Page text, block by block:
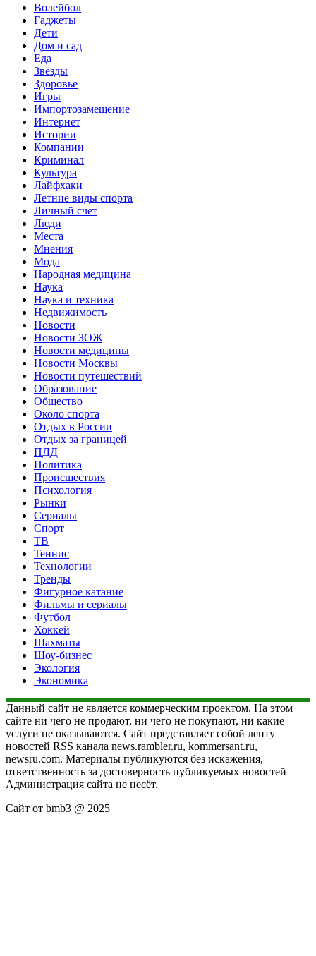
Волейбол
Гаджеты
Дети
Дом и сад
Еда
Звёзды
Здоровье
Игры
Импортозамещение
Интернет
Истории
Компании
Криминал
Культура
Лайфхаки
Летние виды спорта
Личный счет
Люди
Места
Мнения
Мода
Народная медицина
Наука
Наука и техника
Недвижимость
Новости
Новости ЗОЖ
Новости медицины
Новости Москвы
Новости путешествий
Образование
Общество
Около спорта
Отдых в России
Отдых за границей
ПДД
Политика
Происшествия
Психология
Рынки
Сериалы
Спорт
ТВ
Теннис
Технологии
Тренды
Фигурное катание
Фильмы и сериалы
Футбол
Хоккей
Шахматы
Шоу-бизнес
Экология
Экономика
Данный сайт не является коммерческим проектом. На этом
сайте ни чего не продают, ни чего не покупают, ни какие
услуги не оказываются. Сайт представляет собой ленту
новостей RSS канала news.rambler.ru, kommersant.ru,
newsru.com. Материалы публикуются без искажения,
ответственность за достоверность публикуемых новостей
Администрация сайта не несёт.
Сайт от bmb3 @ 2025